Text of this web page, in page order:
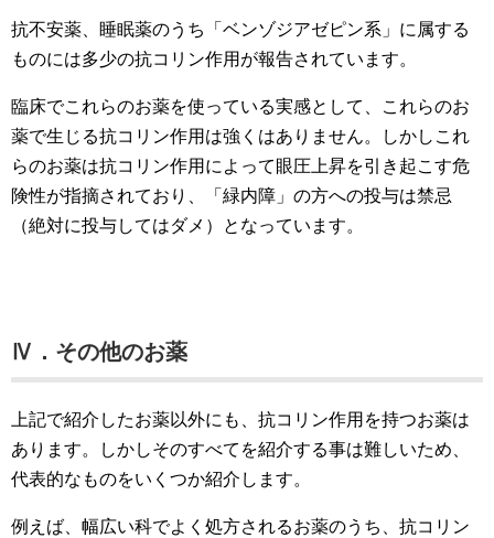
抗不安薬、睡眠薬のうち「ベンゾジアゼピン系」に属する
ものには多少の抗コリン作用が報告されています。
臨床でこれらのお薬を使っている実感として、これらのお
薬で生じる抗コリン作用は強くはありません。しかしこれ
らのお薬は抗コリン作用によって眼圧上昇を引き起こす危
険性が指摘されており、「緑内障」の方への投与は禁忌
（絶対に投与してはダメ）となっています。
Ⅳ．その他のお薬
上記で紹介したお薬以外にも、抗コリン作用を持つお薬は
あります。しかしそのすべてを紹介する事は難しいため、
代表的なものをいくつか紹介します。
例えば、幅広い科でよく処方されるお薬のうち、抗コリン